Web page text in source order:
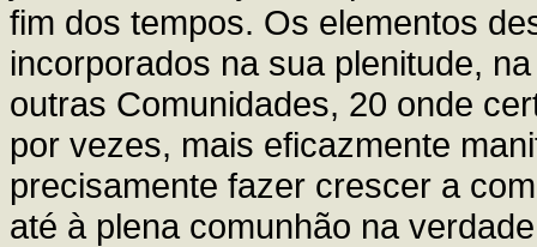
fim dos tempos. Os elementos
incorporados na sua plenitude,
outras Comunidades, 20 onde
por vezes, mais eficazmente
precisamente fazer crescer a
até à plena comunhão na